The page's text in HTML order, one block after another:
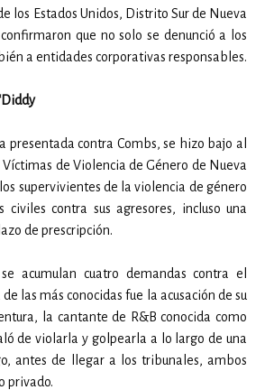
los Estados Unidos, Distrito Sur de Nueva
que no solo se denunció a los
a entidades corporativas responsables.
presentada contra Combs, se hizo bajo al
de Violencia de Género de Nueva
supervivientes de la violencia de género
civiles contra sus agresores, incluso una
de prescripción.
acumulan cuatro demandas contra el
las más conocidas fue la acusación de su
la cantante de R&B conocida como
de violarla y golpearla a lo largo de una
antes de llegar a los tribunales, ambos
privado.